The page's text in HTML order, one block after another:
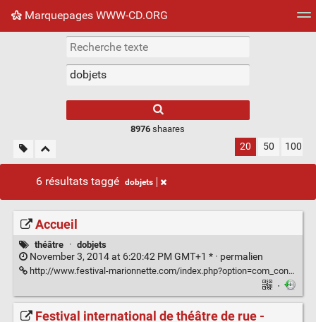
Marquepages WWW-CD.ORG
Nuage de tags Mur d'images
8976 shaares
20 50 100
6 résultats taggé dobjets
Accueil
théâtre · dobjets
November 3, 2014 at 6:20:42 PM GMT+1 * · permalien
http://www.festival-marionnette.com/index.php?option=com_content&view=article&id=71&Itemid=2
·
Festival international de théâtre de rue -